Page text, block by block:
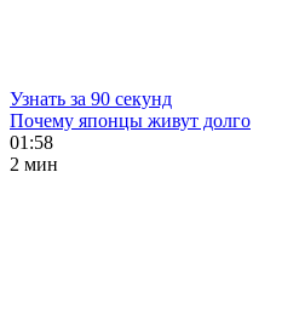
Узнать за 90 секунд
Почему японцы живут долго
01:58
2 мин